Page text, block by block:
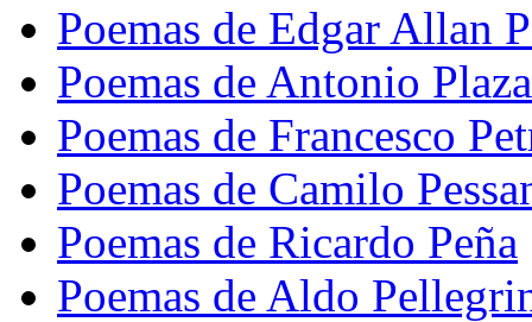
Poemas de Edgar Allan
Poemas de Antonio Plaza
Poemas de Francesco
Poemas de Camilo
Poemas de Ricardo Peña
Poemas de Aldo